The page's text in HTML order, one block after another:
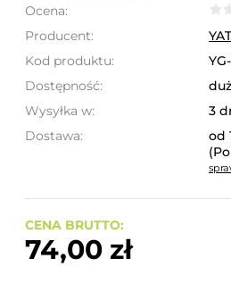
Ocena:
Producent:
Kod produktu:
Dostępność:
Wysyłka w:
3
Dostawa:
od
Cena nie zawiera
CENA BRUTTO:
74,00 zł